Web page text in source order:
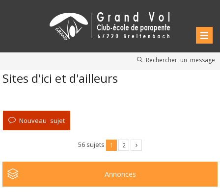
Rechercher un message
Sites d'ici et d'ailleurs
Nouveau sujet
56 sujets 1 2
Annonces